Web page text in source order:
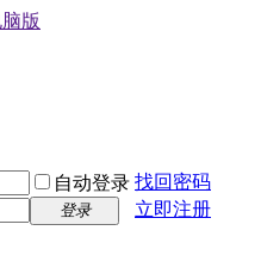
版
自动登录 找回密码
登录
立即注册